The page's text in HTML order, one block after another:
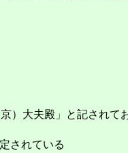
）大夫殿」と記されて
されている